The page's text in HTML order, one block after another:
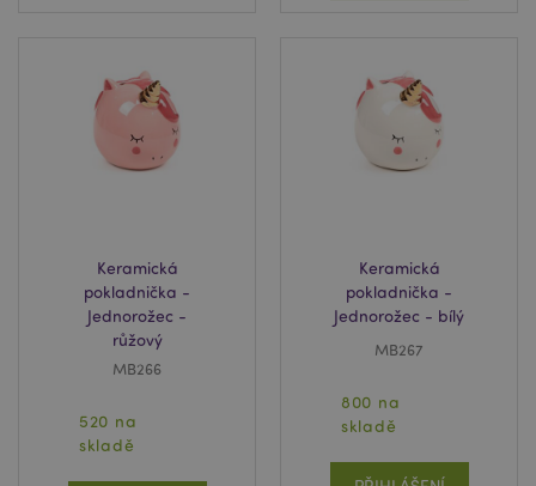
Keramická
pokladnička -
Jednorožec -
růžový
MB266
520 na
skladě
Keramická
pokladnička -
Jednorožec - bílý
MB267
800 na
skladě